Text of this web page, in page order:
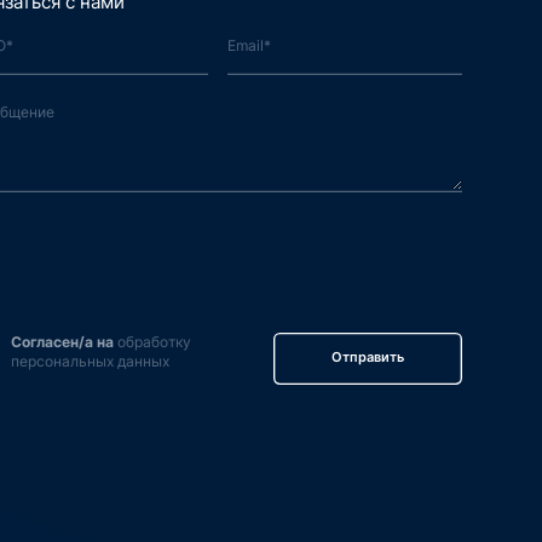
Согласен/а наобработку
персональных данных
Отправить